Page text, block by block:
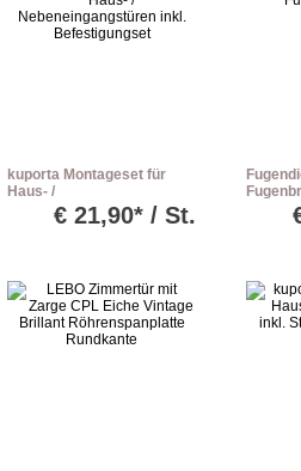
kuporta Montageset für
Haus- /
Nebeneingangstüren inkl.
Befestigungset
€ 21,90* / St.